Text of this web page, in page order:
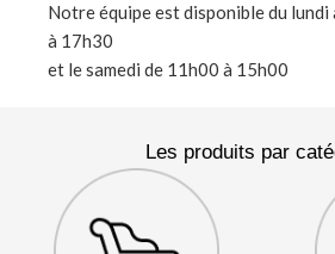
Notre équipe est disponible du lundi
à 17h30
et le samedi de 11h00 à 15h00
Les produits par